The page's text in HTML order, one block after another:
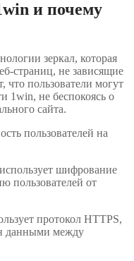
и почему
зеркал, которая
страниц, не зависящие
что пользователи могут
1win, не беспокоясь о
сайта.
пользователей на
шифрование
пользователей от
протокол HTTPS,
данными между